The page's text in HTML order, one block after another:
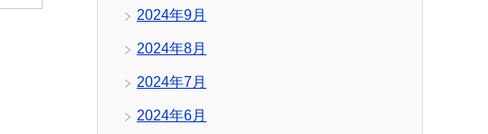
2024年9月
2024年8月
2024年7月
2024年6月